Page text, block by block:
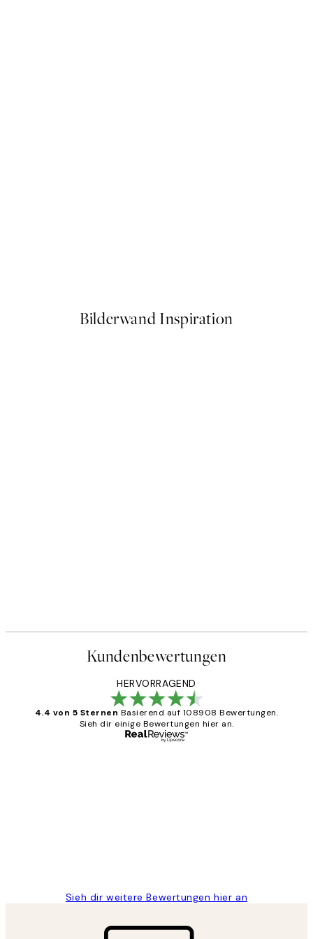
Bilderwand Inspiration
Kundenbewertungen
HERVORRAGEND
4.4 von 5 Sternen Basierend auf 108908 Bewertungen.
Sieh dir einige Bewertungen hier an.
Sieh dir weitere Bewertungen hier an